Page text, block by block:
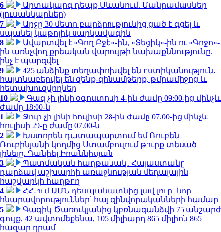
6
Արտակարգ դեպք Սևանում. Մանրամասներ
(լուսանկարներ)
7
Արջը 30 մետր բարձրությունից ցած է գցել և
սպանել կաթոլիկ սարկավագին
8
Ավարտվել է «Գող Բջե»-ին, «Տեցիկ»-ին ու «Գոջո»-
ին առնչվող քրեական վարույթի նախաքննությունը.
ինչ է պարզվել
9
425 անձինք տեղափոխվել են ոստիկանություն․
հայտնաբերվել են զենք-զինամթերք, թմրամիջոց և
հետախուզվողներ
10
Գազ չի լինի օգոստոսի 4-ին ժամը 09:00-ից մինչև
ժամը 18:00-ն
1
Ջուր չի լինի հուլիսի 28-ին ժամը 07.00-ից մինչև
հուլիսի 29-ը ժամը 07.00-ն
2
Խստորեն դատապարտում եմ Ռուբեն
Ռուբինյանի կողմից Ստամբուլում թուրք տեսած
լինելը. Դանիել Իոաննիսյան
3
Պատմական հաղթանակ․ Հայաստանը
դարձավ աշխարհի առաջնության մեդալային
հաշվարկի հաղթող
4
ՀՀ-ում ԱՄՆ դեսպանատնից լավ լուր․ նոր
հնարավորություններ՝ հայ զինվորականների համար
5
Գագիկ Ծառուկյանից կբռնագանձվի 75 անշարժ
գույք, 42 ավտոմեքենա, 105 միլիարդ 865 միլիոն 865
հազար դրամ